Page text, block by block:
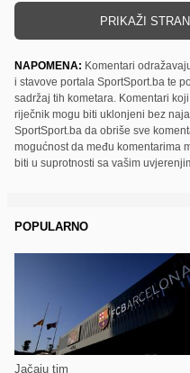
PRIKAŽI
NAPOMENA: Komentari
i stavove portala SportSport.ba te
sadržaj tih kometara. Komentari
riječnik mogu biti uklonjeni bez
SportSport.ba da obriše sve
mogućnost da među komentarima
biti u suprotnosti sa vašim
POPULARNO
Jačaju tim